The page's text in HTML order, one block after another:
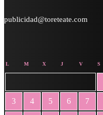
publicidad@toreteate.com
L M X J V S
3 4 5 6 7